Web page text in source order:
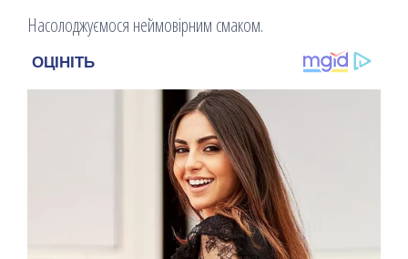
Насолоджуємося неймовірним смаком.